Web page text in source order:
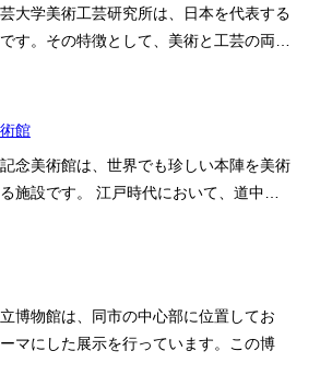
大学美術工芸研究所は、日本を代表する
す。その特徴として、美術と工芸の両…
館
念美術館は、世界でも珍しい本陣を美術
施設です。 江戸時代において、道中…
博物館は、同市の中心部に位置してお
マにした展示を行っています。この博